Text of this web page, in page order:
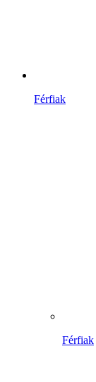
Férfiak
Férfiak